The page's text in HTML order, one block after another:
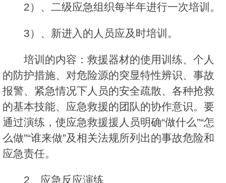
2）、二级应急组织每半年进行一次培训。
3）、新进入的人员应及时培训。
培训的内容：救援器材的使用训练、个人
的防护措施、对危险源的突显特性辨识、事故
报警、紧急情况下人员的安全疏散、各种抢救
的基本技能、应急救援的团队的协作意识。要
通过演练，使应急救援援人员明确“做什么”“怎
么做”“谁来做”及相关法规所列出的事故危险和
应急责任。
2、应急反应演练